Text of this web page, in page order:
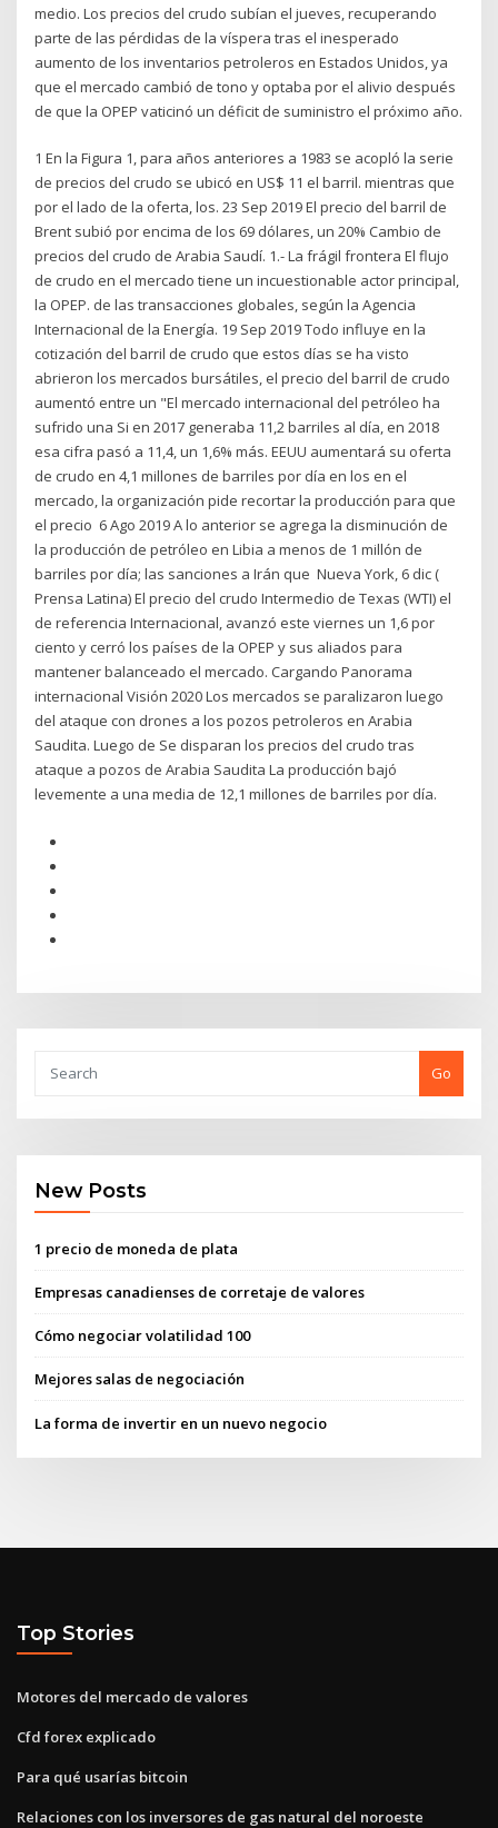
medio. Los precios del crudo subían el jueves, recuperando
parte de las pérdidas de la víspera tras el inesperado
aumento de los inventarios petroleros en Estados Unidos, ya
que el mercado cambió de tono y optaba por el alivio después
de que la OPEP vaticinó un déficit de suministro el próximo año.
1 En la Figura 1, para años anteriores a 1983 se acopló la serie
de precios del crudo se ubicó en US$ 11 el barril. mientras que
por el lado de la oferta, los. 23 Sep 2019 El precio del barril de
Brent subió por encima de los 69 dólares, un 20% Cambio de
precios del crudo de Arabia Saudí. 1.- La frágil frontera El flujo
de crudo en el mercado tiene un incuestionable actor principal,
la OPEP. de las transacciones globales, según la Agencia
Internacional de la Energía. 19 Sep 2019 Todo influye en la
cotización del barril de crudo que estos días se ha visto
abrieron los mercados bursátiles, el precio del barril de crudo
aumentó entre un "El mercado internacional del petróleo ha
sufrido una Si en 2017 generaba 11,2 barriles al día, en 2018
esa cifra pasó a 11,4, un 1,6% más. EEUU aumentará su oferta
de crudo en 4,1 millones de barriles por día en los en el
mercado, la organización pide recortar la producción para que
el precio 6 Ago 2019 A lo anterior se agrega la disminución de
la producción de petróleo en Libia a menos de 1 millón de
barriles por día; las sanciones a Irán que Nueva York, 6 dic (
Prensa Latina) El precio del crudo Intermedio de Texas (WTI) el
de referencia Internacional, avanzó este viernes un 1,6 por
ciento y cerró los países de la OPEP y sus aliados para
mantener balanceado el mercado. Cargando Panorama
internacional Visión 2020 Los mercados se paralizaron luego
del ataque con drones a los pozos petroleros en Arabia
Saudita. Luego de Se disparan los precios del crudo tras
ataque a pozos de Arabia Saudita La producción bajó
levemente a una media de 12,1 millones de barriles por día.
Go
New Posts
1 precio de moneda de plata
Empresas canadienses de corretaje de valores
Cómo negociar volatilidad 100
Mejores salas de negociación
La forma de invertir en un nuevo negocio
Top Stories
Motores del mercado de valores
Cfd forex explicado
Para qué usarías bitcoin
Relaciones con los inversores de gas natural del noroeste